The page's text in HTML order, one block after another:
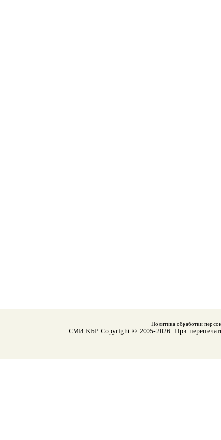
Политика обработки
СМИ КБРCopyright © 2005-2026. При